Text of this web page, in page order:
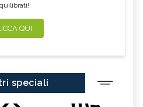
QUI
speciali